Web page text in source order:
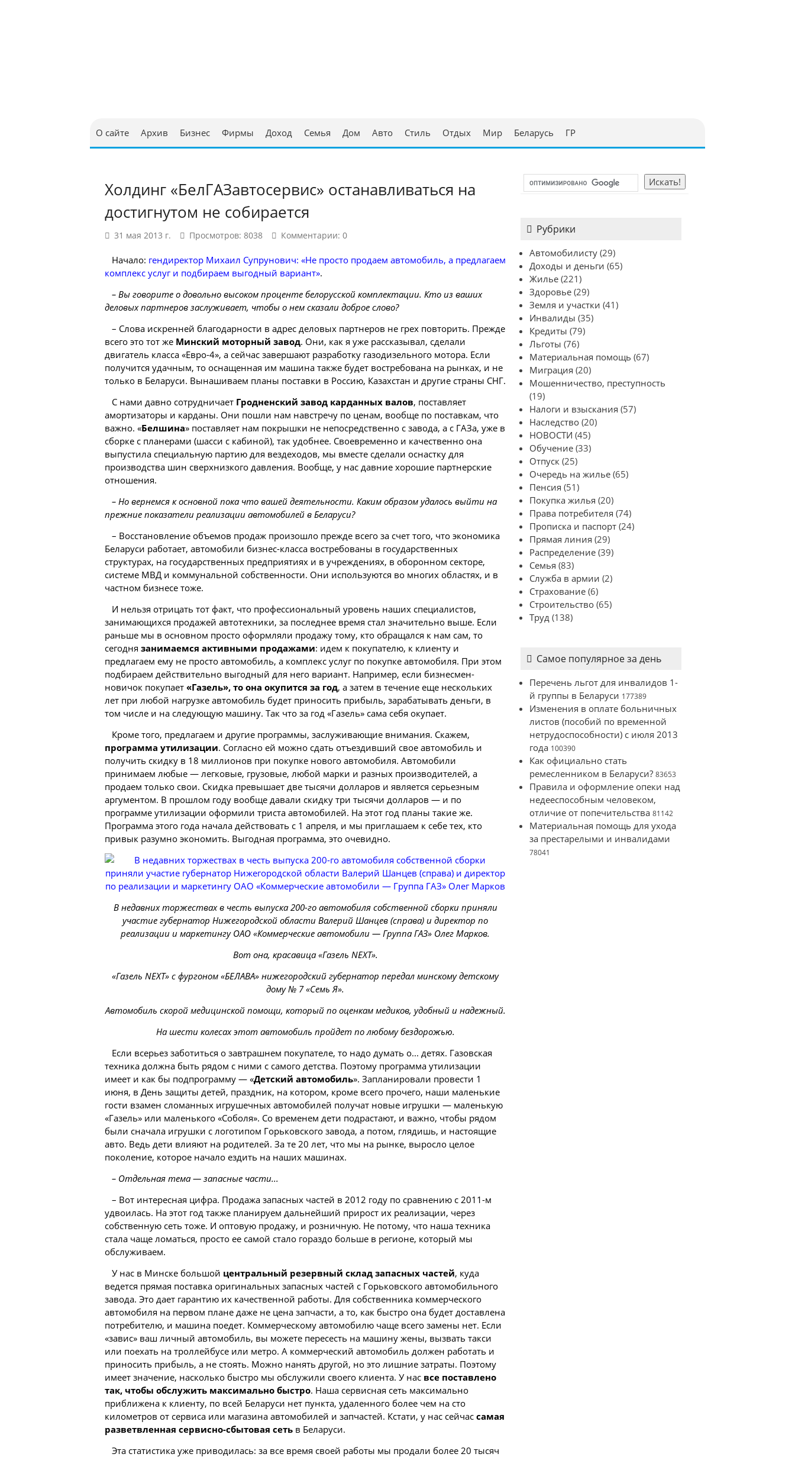
О сайте Архив Бизнес Фирмы Доход Семья Дом Авто Стиль Отдых Мир Беларусь ГР
Холдинг «БелГАЗавтосервис» останавливаться на
достигнутом не собирается
31 мая 2013 г. Просмотров: 8038 Комментарии: 0
Начало: гендиректор Михаил Супрунович: «Не просто продаем автомобиль, а предлагаем
комплекс услуг и подбираем выгодный вариант».
– Вы говорите о довольно высоком проценте белорусской комплектации. Кто из ваших
деловых партнеров заслуживает, чтобы о нем сказали доброе слово?
– Слова искренней благодарности в адрес деловых партнеров не грех повторить. Прежде
всего это тот же Минский моторный завод. Они, как я уже рассказывал, сделали
двигатель класса «Евро-4», а сейчас завершают разработку газодизельного мотора. Если
получится удачным, то оснащенная им машина также будет востребована на рынках, и не
только в Беларуси. Вынашиваем планы поставки в Россию, Казахстан и другие страны СНГ.
С нами давно сотрудничает Гродненский завод карданных валов, поставляет
амортизаторы и карданы. Они пошли нам навстречу по ценам, вообще по поставкам, что
важно. «Белшина» поставляет нам покрышки не непосредственно с завода, а с ГАЗа, уже в
сборке с планерами (шасси с кабиной), так удобнее. Своевременно и качественно она
выпустила специальную партию для вездеходов, мы вместе сделали оснастку для
производства шин сверхнизкого давления. Вообще, у нас давние хорошие партнерские
отношения.
– Но вернемся к основной пока что вашей деятельности. Каким образом удалось выйти на
прежние показатели реализации автомобилей в Беларуси?
– Восстановление объемов продаж произошло прежде всего за счет того, что экономика
Беларуси работает, автомобили бизнес-класса востребованы в государственных
структурах, на государственных предприятиях и в учреждениях, в оборонном секторе,
системе МВД и коммунальной собственности. Они используются во многих областях, и в
частном бизнесе тоже.
И нельзя отрицать тот факт, что профессиональный уровень наших специалистов,
занимающихся продажей автотехники, за последнее время стал значительно выше. Если
раньше мы в основном просто оформляли продажу тому, кто обращался к нам сам, то
сегодня занимаемся активными продажами: идем к покупателю, к клиенту и
предлагаем ему не просто автомобиль, а комплекс услуг по покупке автомобиля. При этом
подбираем действительно выгодный для него вариант. Например, если бизнесмен-
новичок покупает «Газель», то она окупится за год, а затем в течение еще нескольких
лет при любой нагрузке автомобиль будет приносить прибыль, зарабатывать деньги, в
том числе и на следующую машину. Так что за год «Газель» сама себя окупает.
Кроме того, предлагаем и другие программы, заслуживающие внимания. Скажем,
программа утилизации. Согласно ей можно сдать отъездивший свое автомобиль и
получить скидку в 18 миллионов при покупке нового автомобиля. Автомобили
принимаем любые — легковые, грузовые, любой марки и разных производителей, а
продаем только свои. Скидка превышает две тысячи долларов и является серьезным
аргументом. В прошлом году вообще давали скидку три тысячи долларов — и по
программе утилизации оформили триста автомобилей. На этот год планы такие же.
Программа этого года начала действовать с 1 апреля, и мы приглашаем к себе тех, кто
привык разумно экономить. Выгодная программа, это очевидно.
В недавних торжествах в честь выпуска 200-го автомобиля собственной сборки приняли
участие губернатор Нижегородской области Валерий Шанцев (справа) и директор по
реализации и маркетингу ОАО «Коммерческие автомобили — Группа ГАЗ» Олег Марков.
Вот она, красавица «Газель NEXT».
«Газель NEXT» с фургоном «БЕЛАВА» нижегородский губернатор передал минскому детскому
дому № 7 «Семь Я».
Автомобиль скорой медицинской помощи, который по оценкам медиков, удобный и надежный.
На шести колесах этот автомобиль пройдет по любому бездорожью.
Если всерьез заботиться о завтрашнем покупателе, то надо думать о... детях. Газовская
техника должна быть рядом с ними с самого детства. Поэтому программа утилизации
имеет и как бы подпрограмму — «Детский автомобиль». Запланировали провести 1
июня, в День защиты детей, праздник, на котором, кроме всего прочего, наши маленькие
гости взамен сломанных игрушечных автомобилей получат новые игрушки — маленькую
«Газель» или маленького «Соболя». Со временем дети подрастают, и важно, чтобы рядом
были сначала игрушки с логотипом Горьковского завода, а потом, глядишь, и настоящие
авто. Ведь дети влияют на родителей. За те 20 лет, что мы на рынке, выросло целое
поколение, которое начало ездить на наших машинах.
– Отдельная тема — запасные части...
– Вот интересная цифра. Продажа запасных частей в 2012 году по сравнению с 2011-м
удвоилась. На этот год также планируем дальнейший прирост их реализации, через
собственную сеть тоже. И оптовую продажу, и розничную. Не потому, что наша техника
стала чаще ломаться, просто ее самой стало гораздо больше в регионе, который мы
обслуживаем.
У нас в Минске большой центральный резервный склад запасных частей, куда
ведется прямая поставка оригинальных запасных частей с Горьковского автомобильного
завода. Это дает гарантию их качественной работы. Для собственника коммерческого
автомобиля на первом плане даже не цена запчасти, а то, как быстро она будет доставлена
потребителю, и машина поедет. Коммерческому автомобилю чаще всего замены нет. Если
«завис» ваш личный автомобиль, вы можете пересесть на машину жены, вызвать такси
или поехать на троллейбусе или метро. А коммерческий автомобиль должен работать и
приносить прибыль, а не стоять. Можно нанять другой, но это лишние затраты. Поэтому
имеет значение, насколько быстро мы обслужили своего клиента. У нас все поставлено
так, чтобы обслужить максимально быстро. Наша сервисная сеть максимально
приближена к клиенту, по всей Беларуси нет пункта, удаленного более чем на сто
километров от сервиса или магазина автомобилей и запчастей. Кстати, у нас сейчас самая
разветвленная сервисно-сбытовая сеть в Беларуси.
Эта статистика уже приводилась: за все время своей работы мы продали более 20 тысяч
Рубрики
Автомобилисту (29)
Доходы и деньги (65)
Жилье (221)
Здоровье (29)
Земля и участки (41)
Инвалиды (35)
Кредиты (79)
Льготы (76)
Материальная помощь (67)
Миграция (20)
Мошенничество, преступность
(19)
Налоги и взыскания (57)
Наследство (20)
НОВОСТИ (45)
Обучение (33)
Отпуск (25)
Очередь на жилье (65)
Пенсия (51)
Покупка жилья (20)
Права потребителя (74)
Прописка и паспорт (24)
Прямая линия (29)
Распределение (39)
Семья (83)
Служба в армии (2)
Страхование (6)
Строительство (65)
Труд (138)
Самое популярное за день
Перечень льгот для инвалидов 1-
й группы в Беларуси 177389
Изменения в оплате больничных
листов (пособий по временной
нетрудоспособности) с июля 2013
года 100390
Как официально стать
ремесленником в Беларуси? 83653
Правила и оформление опеки над
недееспособным человеком,
отличие от попечительства 81142
Материальная помощь для ухода
за престарелыми и инвалидами
78041